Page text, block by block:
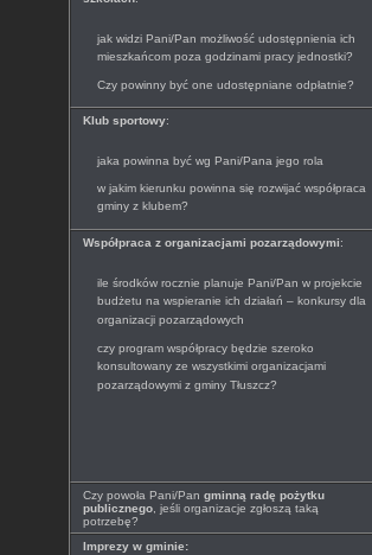
jak widzi Pani/Pan możliwość udostępnienia ich
mieszkańcom poza godzinami pracy jednostki?
Czy powinny być one udostępniane odpłatnie?
Klub sportowy:
jaka powinna być wg Pani/Pana jego rola
w jakim kierunku powinna się rozwijać współpraca
gminy z klubem?
Współpraca z organizacjami pozarządowymi:
ile środków rocznie planuje Pani/Pan w projekcie
budżetu na wspieranie ich działań – konkursy dla
organizacji pozarządowych
czy program współpracy będzie szeroko
konsultowany ze wszystkimi organizacjami
pozarządowymi z gminy Tłuszcz?
Czy powoła Pani/Pan gminną radę pożytku
publicznego, jeśli organizacje zgłoszą taką
potrzebę?
Imprezy w gminie: